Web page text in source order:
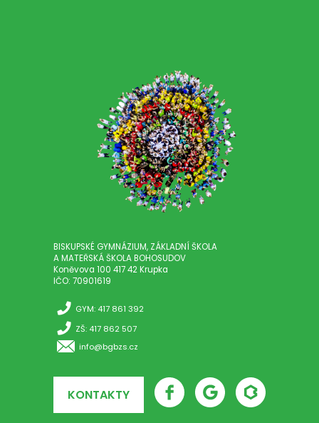
BISKUPSKÉ GYMNÁZIUM, ZÁKLADNÍ ŠKOLA
A MATEŘSKÁ ŠKOLA BOHOSUDOV
Koněvova 100 417 42 Krupka
IČO: 70901619
GYM: 417 861 392
ZŠ: 417 862 507
info@bgbzs.cz
KONTAKTY